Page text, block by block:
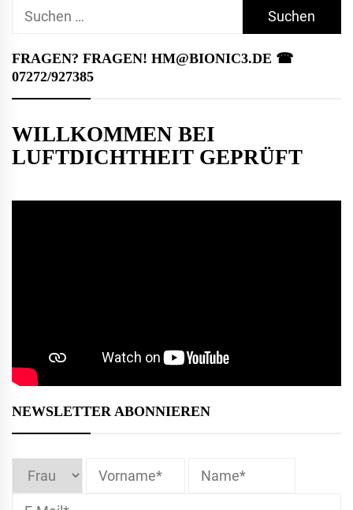
Suchen
FRAGEN? FRAGEN! HM@BIONIC3.DE ☎︎
07272/927385
WILLKOMMEN BEI
LUFTDICHTHEIT GEPRÜFT
NEWSLETTER ABONNIEREN